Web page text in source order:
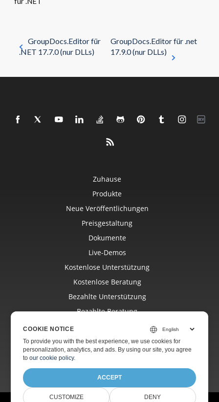
GroupDocs.Editor für
.NET 17.7.0 (nur DLLs)
GroupDocs.Editor für .net
17.9.0 (nur DLLs)
Zuhause
Produkte
Neue Veröffentlichungen
Preisgestaltung
Dokumente
Live-Demos
Kostenlose Unterstützung
Kostenlose Beratung
Bezahlte Unterstützung
Bezahlte Beratung
Webseiten
COOKIE NOTICE
To provide you with the best experience, we use cookies for
personalization, analytics, and ads. By using our site, you agree
toour cookie policy.
ACCEPT
CUSTOMIZE DENY